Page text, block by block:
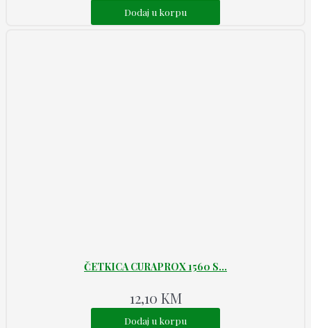
Dodaj u korpu
ČETKICA CURAPROX 1560 S...
12,10 KM
Dodaj u korpu